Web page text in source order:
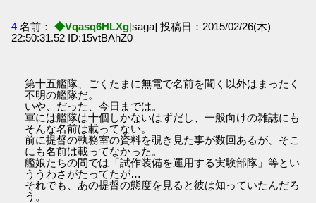
4 名前： ◆Vqasq6HLXg[saga] 投稿日：2015/02/26(木)
22:50:31.52 ID:15vtBAhZ0
第十五艦隊、ごくたまに無電で名前を聞く以外はまったく
不明の艦隊だ。
いや、だった、今日までは。
軍には艦隊は十個しかないはずだし、一般向けの雑誌にも
そんな名前は載ってない。
前に提督の執務室の資料を覗き見た事が数回あるが、そこ
にも名前は載ってなかった。
艦娘たちの間では「試作装備を運用する実験部隊」等とい
ううわさがたってたが…
それでも、あの提督の態度を見ると彼は知っていたんだろ
う。